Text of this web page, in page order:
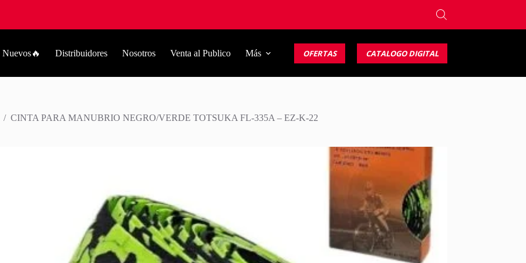
Nuevos🔥 Distribuidores Nosotros Venta al Publico Más OFERTAS CATALOGO DIGITAL
/ CINTA PARA MANUBRIO NEGRO/VERDE TOTSUKA FL-335A – EZ-K-22